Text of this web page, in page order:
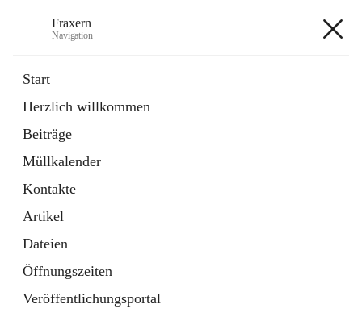
Fraxern
Navigation
Start
Herzlich willkommen
Beiträge
Müllkalender
Kontakte
Artikel
Dateien
Öffnungszeiten
Veröffentlichungsportal
Ordner
in
Tab
Formulare
Artikel
öffnet
in
neuem
Tab